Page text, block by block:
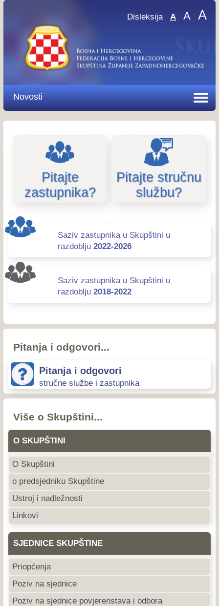
Disleksija A A A
Novosti
Pitajte
zastupnika?
Pitajte stručnu
službu?
Saziv zastupnika u Skupštini u
razdoblju 2022-2026
Saziv zastupnika u Skupštini u
razdoblju 2018-2022
Pitanja i odgovori...
Pitanja i odgovori
stručne službe i zastupnika
Više o Skupštini...
O SKUPŠTINI
O Skupštini
o predsjedniku Skupštine
Ustroj i nadležnosti
Linkovi
SJEDNICE SKUPŠTINE
Priopćenja
Poziv na sjednice
Poziv na sjednice povjerenstava i odbora